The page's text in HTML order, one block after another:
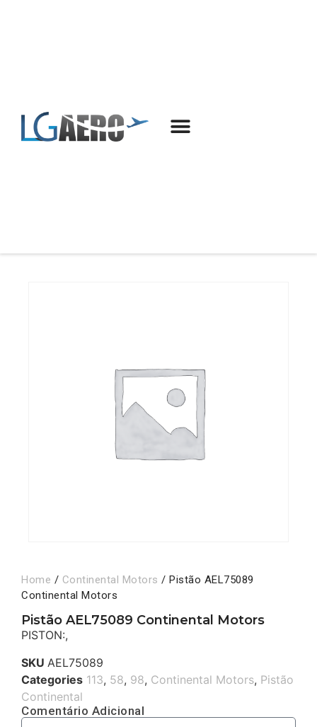
Home / Continental Motors / Pistão AEL75089
Continental Motors
Pistão AEL75089 Continental Motors
PISTON:,
SKU AEL75089
Categories 113, 58, 98, Continental Motors, Pistão
Continental
Comentário Adicional